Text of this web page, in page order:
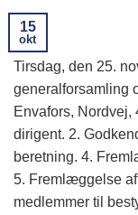
15
okt
Tirsdag, den 25.
generalforsamling
Envafors,
dirigent. 2.
beretning. 4.
5. Fremlæggelse
medlemmer til